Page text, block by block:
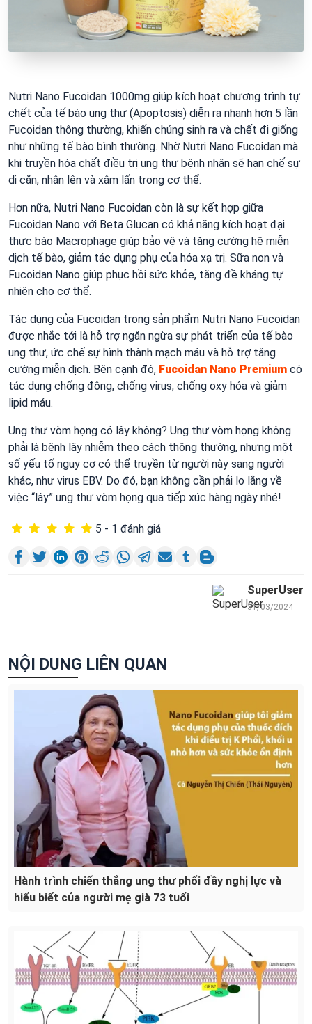
Nutri Nano Fucoidan 1000mg giúp kích hoạt chương trình tự
chết của tế bào ung thư (Apoptosis) diễn ra nhanh hơn 5 lần
Fucoidan thông thường, khiến chúng sinh ra và chết đi giống
như những tế bào bình thường. Nhờ Nutri Nano Fucoidan mà
khi truyền hóa chất điều trị ung thư bệnh nhân sẽ hạn chế sự
di căn, nhân lên và xâm lấn trong cơ thể.
Hơn nữa, Nutri Nano Fucoidan còn là sự kết hợp giữa
Fucoidan Nano với Beta Glucan có khả năng kích hoạt đại
thực bào Macrophage giúp bảo vệ và tăng cường hệ miễn
dịch tế bào, giảm tác dụng phụ của hóa xạ trị. Sữa non và
Fucoidan Nano giúp phục hồi sức khỏe, tăng đề kháng tự
nhiên cho cơ thể.
Tác dụng của Fucoidan trong sản phẩm Nutri Nano Fucoidan
được nhắc tới là hỗ trợ ngăn ngừa sự phát triển của tế bào
ung thư, ức chế sự hình thành mạch máu và hỗ trợ tăng
cường miễn dịch. Bên cạnh đó, Fucoidan Nano Premium có
tác dụng chống đông, chống virus, chống oxy hóa và giảm
lipid máu.
Ung thư vòm họng có lây không? Ung thư vòm họng không
phải là bệnh lây nhiễm theo cách thông thường, nhưng một
số yếu tố nguy cơ có thể truyền từ người này sang người
khác, như virus EBV. Do đó, bạn không cần phải lo lắng về
việc “lây” ung thư vòm họng qua tiếp xúc hàng ngày nhé!
5 - 1 đánh giá
SuperUser
31/03/2024
NỘI DUNG LIÊN QUAN
Hành trình chiến thắng ung thư phổi đầy nghị lực và
hiểu biết của người mẹ già 73 tuổi